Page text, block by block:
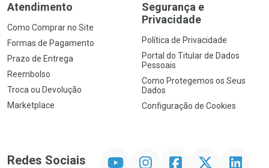
Atendimento
Como Comprar no Site
Formas de Pagamento
Prazo de Entrega
Reembolso
Troca ou Devolução
Marketplace
Segurança e
Privacidade
Política de Privacidade
Portal do Titular de Dados
Pessoais
Como Protegemos os Seus
Dados
Configuração de Cookies
Redes Sociais InstagramFacebookTwitter Linkedin